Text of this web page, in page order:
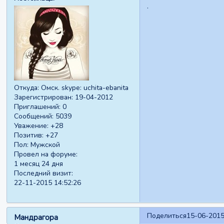
Откуда: Омск. skype: uchita-ebanita
Зарегистрирован: 19-04-2012
Приглашений: 0
Сообщений: 5039
Уважение: +28
Позитив: +27
Пол: Мужской
Провел на форуме:
1 месяц 24 дня
Последний визит:
22-11-2015 14:52:26
.
Поделиться15-06-
Мандрагора